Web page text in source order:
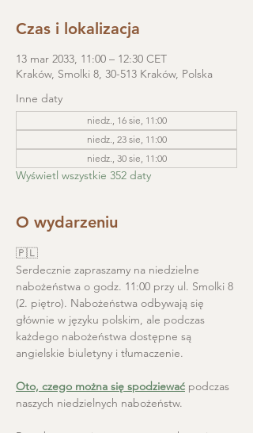
Czas i lokalizacja
13 mar 2033, 11:00 – 12:30 CET
Kraków, Smolki 8, 30-513 Kraków, Polska
Inne daty
niedz., 16 sie, 11:00
niedz., 23 sie, 11:00
niedz., 30 sie, 11:00
Wyświetl wszystkie 352 daty
O wydarzeniu
🇵🇱
Serdecznie zapraszamy na niedzielne
nabożeństwa o godz. 11:00 przy ul. Smolki 8
(2. piętro). Nabożeństwa odbywają się
głównie w języku polskim, ale podczas
każdego nabożeństwa dostępne są
angielskie biuletyny i tłumaczenie.
Oto, czego można się spodziewać podczas
naszych niedzielnych nabożeństw.